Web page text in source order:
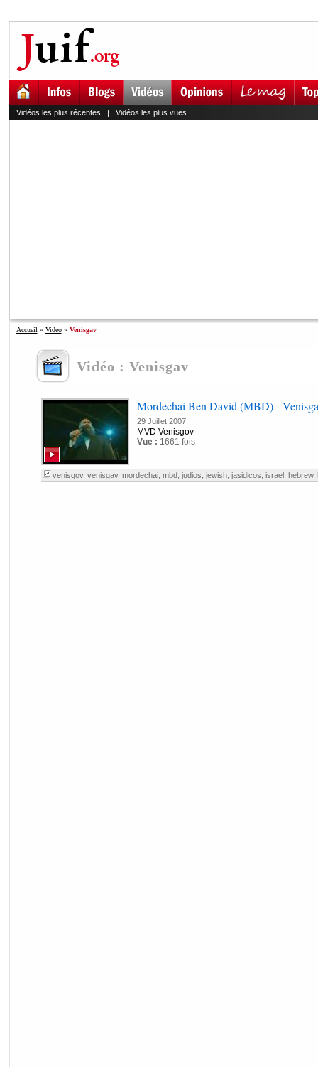
Vidéos les plus récentes | Vidéos les plus vues
Accueil » Vidéo» Venisgav
Vidéo : Venisgav
Mordechai Ben David (MBD) -
29 Juillet 2007
MVD Venisgov
Vue : 1661 fois
venisgov, venisgav, mordechai, mbd, judios jewish, jasidicos israel, hebrew,